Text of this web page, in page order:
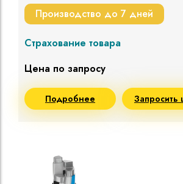
Производство до 7 дней
Страхование товара
Цена по запросу
Подробнее Запросить